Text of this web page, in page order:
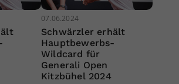
07.06.2024
Schwärzler erhält
Hauptbewerbs-
Wildcard für
Generali Open
Kitzbühel 2024